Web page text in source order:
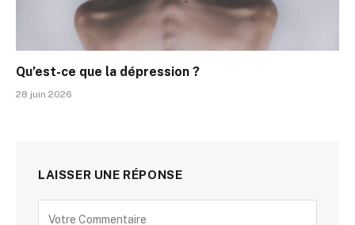
Qu’est-ce que la dépression ?
28 juin 2026
LAISSER UNE RÉPONSE